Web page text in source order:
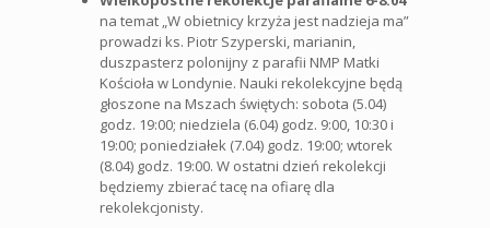
na temat „W obietnicy krzyża jest nadzieja ma”
prowadzi ks. Piotr Szyperski, marianin,
duszpasterz polonijny z parafii NMP Matki
Kościoła w Londynie. Nauki rekolekcyjne będą
głoszone na Mszach świętych: sobota (5.04)
godz. 19:00; niedziela (6.04) godz. 9:00, 10:30 i
19:00; poniedziałek (7.04) godz. 19:00; wtorek
(8.04) godz. 19:00. W ostatni dzień rekolekcji
będziemy zbierać tacę na ofiarę dla
rekolekcjonisty.